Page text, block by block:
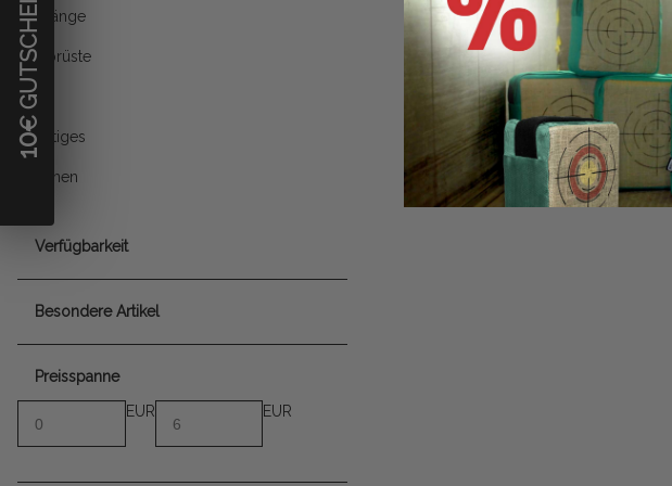
Pfeilfänge
Armbrüste
Jagd
Sonstiges
Aktionen
Verfügbarkeit
Besondere Artikel
Preisspanne
EUR
EUR
10
€ GUTSCHEIN